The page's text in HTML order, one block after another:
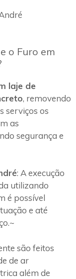
o Furo em
laje de
, removendo
serviços os
as
segurança e
: A execução
utilizando
é possível
e até
são feitos
de ar
além de